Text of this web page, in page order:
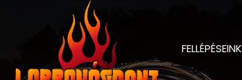
FELLÉPÉSEINK